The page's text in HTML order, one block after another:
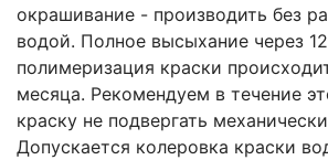
окрашивание - производить без
водой. Полное высыхание через
полимеризация краски
месяца. Рекомендуем в течение
краску не подвергать
Допускается колеровка краски